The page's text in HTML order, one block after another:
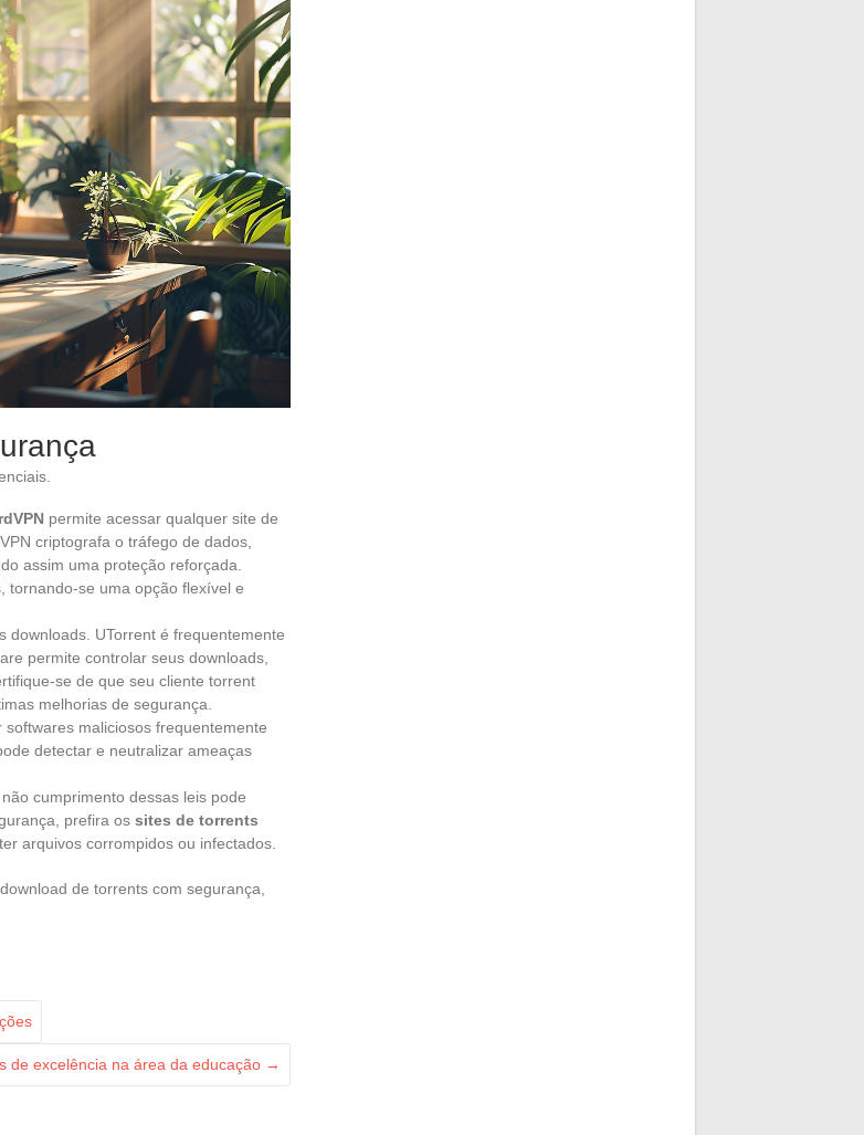
permite acessar qualquer site de
criptografa o tráfego de dados,
assim uma proteção reforçada.
tornando-se uma opção flexível e
downloads. UTorrent é frequentemente
permite controlar seus downloads,
se de que seu cliente torrent
melhorias de segurança.
softwares maliciosos frequentemente
detectar e neutralizar ameaças
cumprimento dessas leis pode
prefira os sites de torrents
arquivos corrompidos ou infectados.
de torrents com segurança,
de excelência na área da educação →